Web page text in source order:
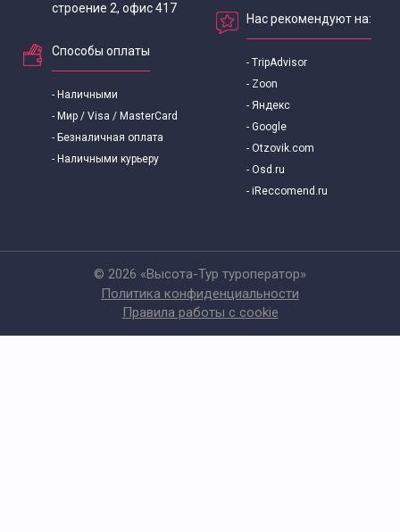
строение 2, офис 417
Способы оплаты
- Наличными
- Мир / Visa / MasterCard
- Безналичная оплата
- Наличными курьеру
Нас рекомендуют на:
- TripAdvisor
- Zoon
- Яндекс
- Google
- Otzovik.com
- Osd.ru
- iReccomend.ru
© 2026 «Высота-Тур туроператор»
Политика конфиденциальности
Правила работы с cookie